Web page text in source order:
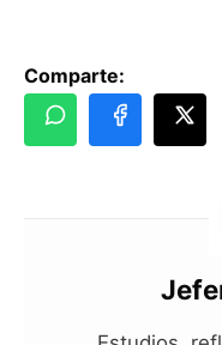
Comparte: